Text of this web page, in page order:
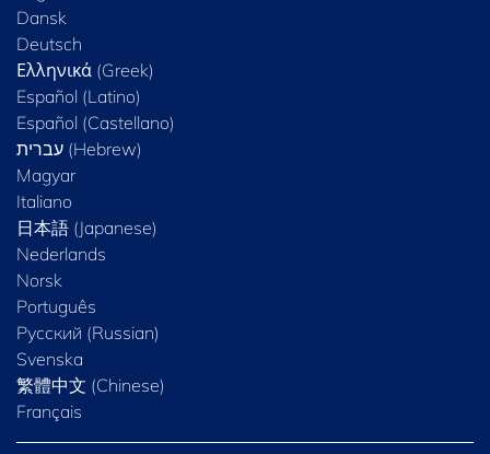
Dansk
Deutsch
Ελληνικά (Greek)
Español (Latino)
Español (Castellano)
Magyar
Italiano
日本語 (Japanese)
Nederlands
Norsk
Português
Русский (Russian)
Svenska
繁體中文 (Chinese)
Français